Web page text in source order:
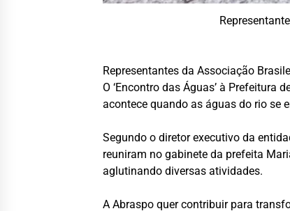
Representantes da Associação
O ‘Encontro das Águas’ à
acontece quando as águas do rio se
Segundo o diretor executivo da
reuniram no gabinete da prefeita
aglutinando diversas atividades.
A Abraspo quer contribuir para